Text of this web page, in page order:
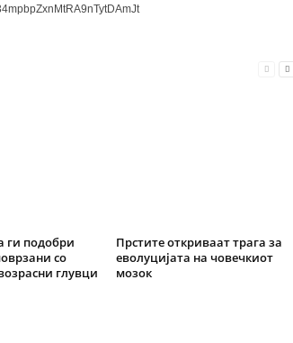
ги подобри
со
глувци
Прстите откриваат трага за
еволуцијата на човечкиот
мозок